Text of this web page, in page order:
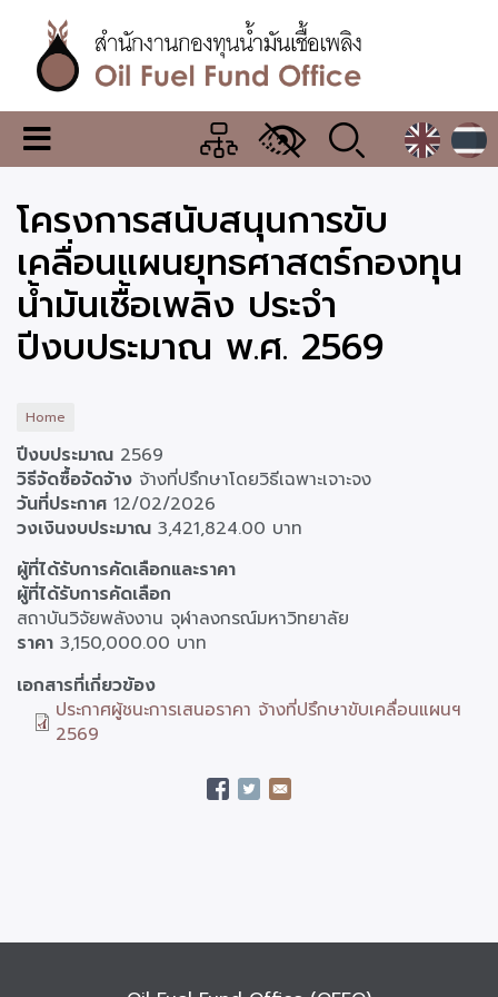
content
สำนักงาน
กองทุน
น้ำมัน
เชื้อ
เพลิง
เมนู
เปลี่ยน
แสดง
ผล
โครงการสนับสนุนการขับ
เคลื่อนแผนยุทธศาสตร์กองทุน
น้ำมันเชื้อเพลิง ประจำ
ปีงบประมาณ พ.ศ. 2569
Home
ปีงบประมาณ 2569
วิธีจัดซื้อจัดจ้าง จ้างที่ปรึกษาโดยวิธีเฉพาะเจาะจง
วันที่ประกาศ 12/02/2026
วงเงินงบประมาณ 3,421,824.00 บาท
ผู้
ที่
ได้
รับ
คัด
เลือก
ผู้ที่ได้รับการคัดเลือกและราคา
ผู้ที่ได้รับการคัดเลือก
สถาบันวิจัยพลังงาน จุฬาลงกรณ์มหาวิทยาลัย
ราคา 3,150,000.00 บาท
เอกสารที่เกี่ยวข้อง
ประกาศผู้ชนะการเสนอราคา จ้างที่ปรึกษาขับเคลื่อนแผนฯ
2569